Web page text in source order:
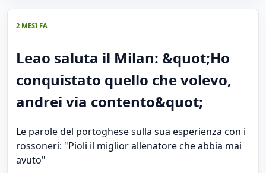
2 MESI FA
Leao saluta il Milan: &quot;Ho
conquistato quello che volevo,
andrei via contento&quot;
Le parole del portoghese sulla sua esperienza con i
rossoneri: "Pioli il miglior allenatore che abbia mai
avuto"